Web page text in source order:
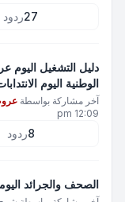
27ردود
دليل التشغيل
الوطنية اليوم
آخر مشاركة بواسطة
12:09 pm
8ردود
الصحف والجرائد